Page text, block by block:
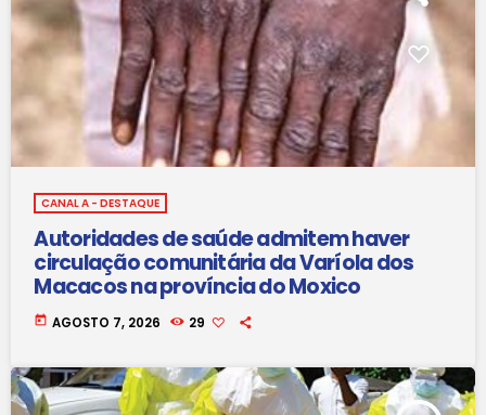
CANAL A - DESTAQUE
Autoridades de saúde admitem haver
circulação comunitária da Varíola dos
Macacos na província do Moxico
today AGOSTO 7, 2026 29